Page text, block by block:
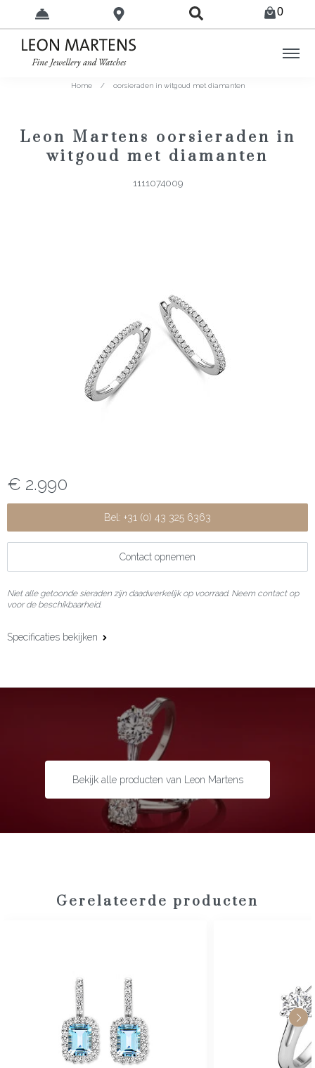
0
Home / oorsieraden in witgoud met diamanten
Leon Martens oorsieraden in
witgoud met diamanten
1111074009
€ 2.990
Bel: +31 (0) 43 325 6363
Contact opnemen
Niet alle getoonde sieraden zijn daadwerkelijk op voorraad. Neem contact op
voor de beschikbaarheid.
Specificaties bekijken
Diamant
Briljant
0.34 ct
Bekijk alle producten van Leon Martens
Gerelateerde producten